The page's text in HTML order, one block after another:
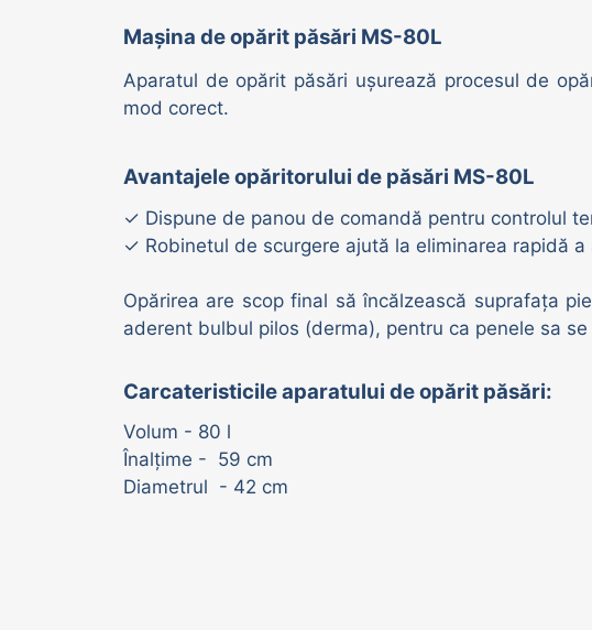
Adăpători vaci | oi | porci
Mașina de opărit păsări MS-80L
Aparatul de opărit păsări ușurează procesul de
mod corect.
Avantajele opăritorului de păsări MS-80L
✓ Dispune de panou de comandă pentru controlul
✓ Robinetul de scurgere ajută la eliminarea rapidă a
Opărirea are scop final să încălzească suprafața
aderent bulbul pilos (derma), pentru ca penele sa
Carcateristicile aparatului de opărit păsări:
Volum - 80 l
Înalțime - 59 cm
Diametrul - 42 cm